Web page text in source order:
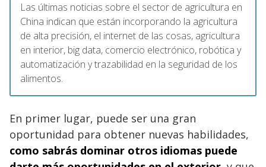
Las últimas noticias sobre el sector de agricultura en
China indican que están incorporando la agricultura
de alta precisión, el internet de las cosas, agricultura
en interior, big data, comercio electrónico, robótica y
automatización y trazabilidad en la seguridad de los
alimentos.
En primer lugar, puede ser una gran
oportunidad para obtener nuevas habilidades,
como sabrás dominar otros idiomas puede